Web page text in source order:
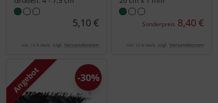
5,10 €
inkl. 19 % MwSt. zzgl. Versandkosten
Sonderpreis 8,40 €
inkl. 19 % MwSt. zzgl. Versandkosten
Angebot -30%